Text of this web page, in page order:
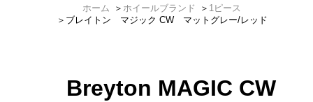
ホーム ＞ ホイールブランド ＞ 1ピース
＞ ブレイトン マジック CW マットグレー/レッド
Breyton MAGIC CW